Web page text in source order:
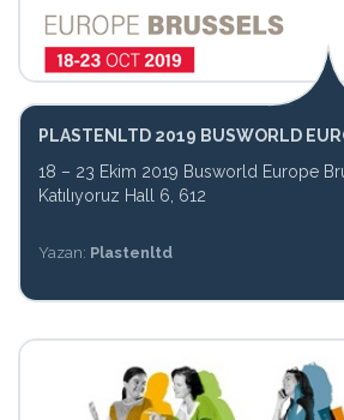
PLASTENLTD 2019 BUSWORLD EUROPE
18 – 23 Ekim 2019 Busworld Europe
Katılıyoruz Hall 6, 612
Yazan: Plastenltd